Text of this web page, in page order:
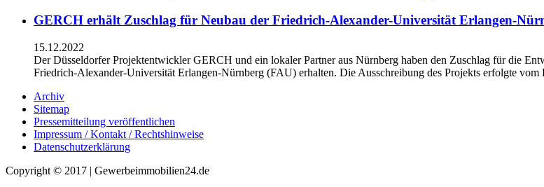
GERCH erhält Zuschlag für Neubau der Friedrich-Alexander-Universität Erlangen-
15.12.2022
Der Düsseldorfer Projektentwickler GERCH und ein lokaler Partner aus Nürnberg haben den Zuschlag für die
Friedrich-Alexander-Universität Erlangen-Nürnberg (FAU) erhalten. Die Ausschreibung des Projekts erfolgte vom
Archiv
Sitemap
Pressemitteilung veröffentlichen
Impressum / Kontakt / Rechtshinweise
Datenschutzerklärung
Copyright © 2017 | Gewerbeimmobilien24.de